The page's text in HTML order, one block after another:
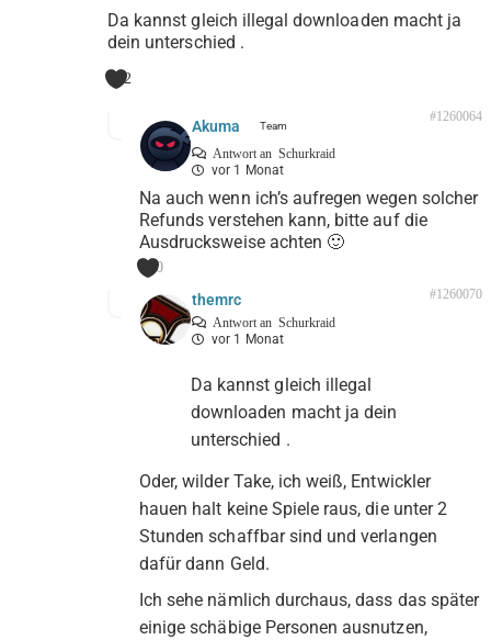
Da kannst gleich illegal downloaden macht ja
dein unterschied .
2
Akuma
Antwort an Schurkraid
vor 1 Monat
#1260064
Na auch wenn ich’s aufregen wegen solcher
Refunds verstehen kann, bitte auf die
Ausdrucksweise achten 🙂
0
themrc
Antwort an Schurkraid
vor 1 Monat
#1260070
Da kannst gleich illegal
downloaden macht ja dein
unterschied .
Oder, wilder Take, ich weiß, Entwickler
hauen halt keine Spiele raus, die unter 2
Stunden schaffbar sind und verlangen
dafür dann Geld.
Ich sehe nämlich durchaus, dass das später
einige schäbige Personen ausnutzen,